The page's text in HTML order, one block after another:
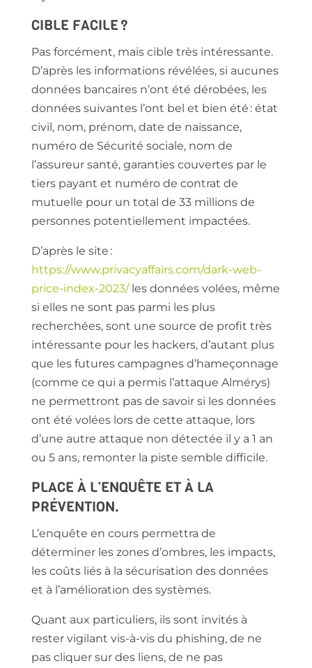
CIBLE FACILE ?
Pas forcément, mais cible très intéressante.
D’après les informations révélées, si aucunes
données bancaires n’ont été dérobées, les
données suivantes l’ont bel et bien été : état
civil, nom, prénom, date de naissance,
numéro de Sécurité sociale, nom de
l’assureur santé, garanties couvertes par le
tiers payant et numéro de contrat de
mutuelle pour un total de 33 millions de
personnes potentiellement impactées.
D’après le site :
https://www.privacyaffairs.com/dark-web-
price-index-2023/les données volées, même
si elles ne sont pas parmi les plus
recherchées, sont une source de profit très
intéressante pour les hackers, d’autant plus
que les futures campagnes d’hameçonnage
(comme ce qui a permis l’attaque Almérys)
ne permettront pas de savoir si les données
ont été volées lors de cette attaque, lors
d’une autre attaque non détectée il y a 1 an
ou 5 ans, remonter la piste semble difficile.
PLACE À L’ENQUÊTE ET À LA
PRÉVENTION.
L’enquête en cours permettra de
déterminer les zones d’ombres, les impacts,
les coûts liés à la sécurisation des données
et à l’amélioration des systèmes.
Quant aux particuliers, ils sont invités à
rester vigilant vis-à-vis du phishing, de ne
pas cliquer sur des liens, de ne pas